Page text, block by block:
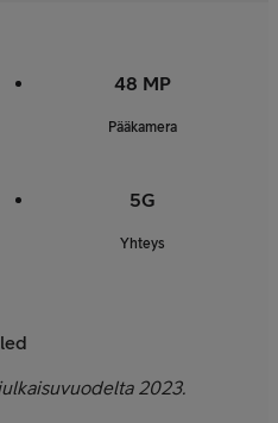
48 MP
Pääkamera
5G
Yhteys
2023.